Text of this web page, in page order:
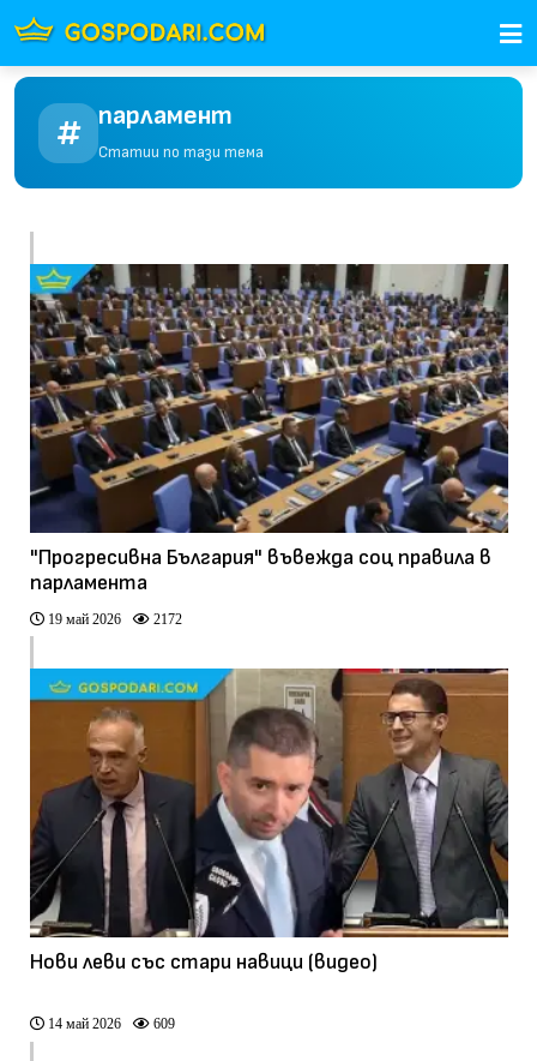
парламент
Статии по тази тема
"Прогресивна България" въвежда соц правила в
парламента
19 май 2026 2172
Нови леви със стари навици (видео)
14 май 2026 609